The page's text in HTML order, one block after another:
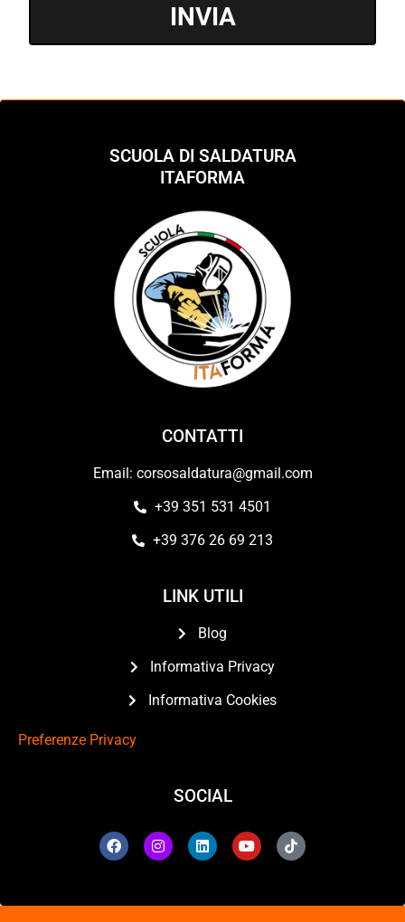
INVIA
SCUOLA DI SALDATURA
ITAFORMA
CONTATTI
Email: corsosaldatura@gmail.com
+39 351 531 4501
+39 376 26 69 213
LINK UTILI
Blog
Informativa Privacy
Informativa Cookies
Preferenze Privacy
SOCIAL